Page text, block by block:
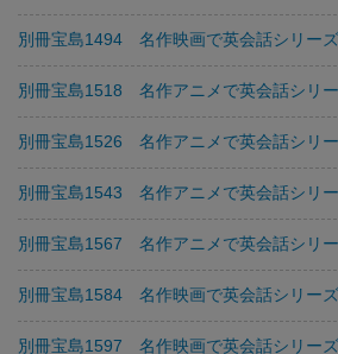
別冊宝島1494 名作映画で英会話シリー
別冊宝島1518 名作アニメで英会話シリ
別冊宝島1526 名作アニメで英会話シリ
別冊宝島1543 名作アニメで英会話シリ
別冊宝島1567 名作アニメで英会話シリ
別冊宝島1584 名作映画で英会話シリー
別冊宝島1597 名作映画で英会話シリー